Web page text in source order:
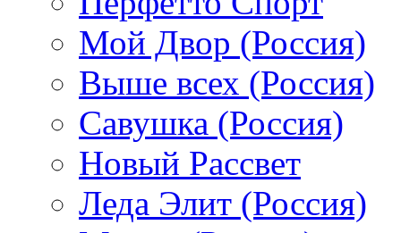
Мой Двор (Россия)
Выше всех (Россия)
Савушка (Россия)
Новый Рассвет
Леда Элит (Россия)